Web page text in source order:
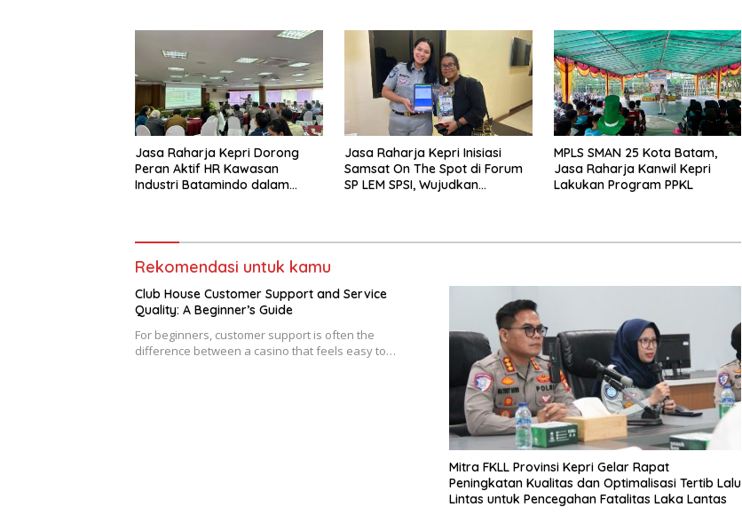
Jasa Raharja Kepri Dorong
Peran Aktif HR Kawasan
Industri Batamindo dalam
Jasa Raharja Kepri Inisiasi
Samsat On The Spot di Forum
SP LEM SPSI, Wujudkan
MPLS SMAN 25 Kota Batam,
Jasa Raharja Kanwil Kepri
Lakukan Program PPKL
Rekomendasi untuk kamu
Club House Customer Support and Service
Quality: A Beginner’s Guide
For beginners, customer support is often the
difference between a casino that feels easy to…
Mitra FKLL Provinsi Kepri Gelar Rapat
Peningkatan Kualitas dan Optimalisasi Tertib Lalu
Lintas untuk Pencegahan Fatalitas Laka Lantas